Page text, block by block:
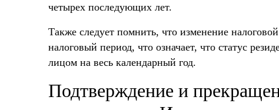
четырех последующих лет.
Также следует помнить, что изменение
налоговый период, что означает, что статус
лицом на весь календарный год.
Подтверждение и